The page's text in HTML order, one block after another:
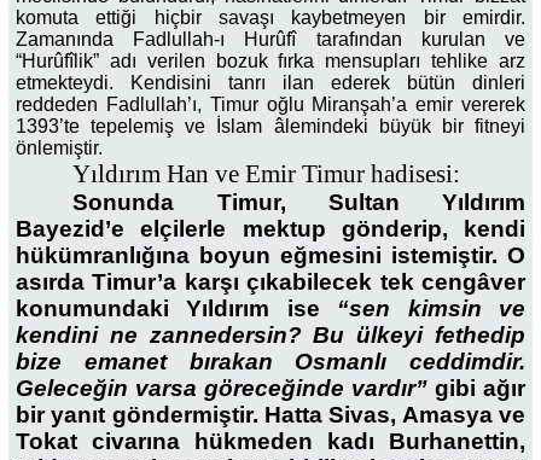
komuta ettiği hiçbir savaşı kaybetmeyen bir emirdir.
Zamanında Fadlullah-ı Hurûfî tarafından kurulan ve
“Hurûfîlik” adı verilen bozuk fırka mensupları tehlike arz
etmekteydi. Kendisini tanrı ilan ederek bütün dinleri
reddeden Fadlullah’ı, Timur oğlu Miranşah’a emir vererek
1393’te tepelemiş ve İslam âlemindeki büyük bir fitneyi
önlemiştir.
Yıldırım Han ve Emir Timur hadisesi:
Sonunda Timur, Sultan Yıldırım
Bayezid’e elçilerle mektup gönderip, kendi
hükümranlığına boyun eğmesini istemiştir. O
asırda Timur’a karşı çıkabilecek tek cengâver
konumundaki Yıldırım ise “sen kimsin ve
kendini ne zannedersin? Bu ülkeyi fethedip
bize emanet bırakan Osmanlı ceddimdir.
Geleceğin varsa göreceğinde vardır” gibi ağır
bir yanıt göndermiştir. Hatta Sivas, Amasya ve
Tokat civarına hükmeden kadı Burhanettin,